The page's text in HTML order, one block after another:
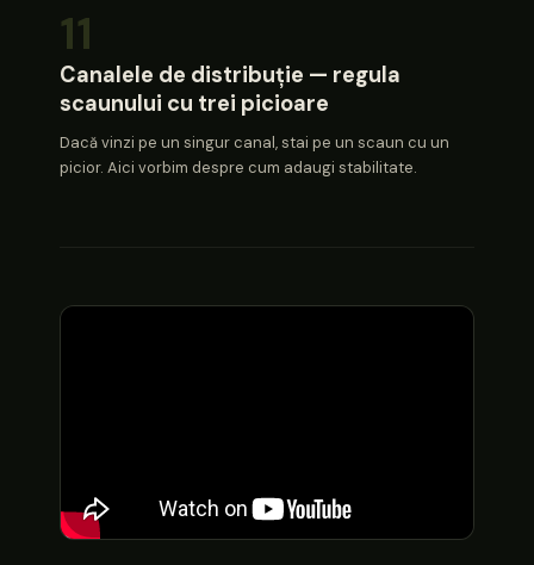
11
Canalele de distribuție — regula
scaunului cu trei picioare
Dacă vinzi pe un singur canal, stai pe un scaun cu un
picior. Aici vorbim despre cum adaugi stabilitate.